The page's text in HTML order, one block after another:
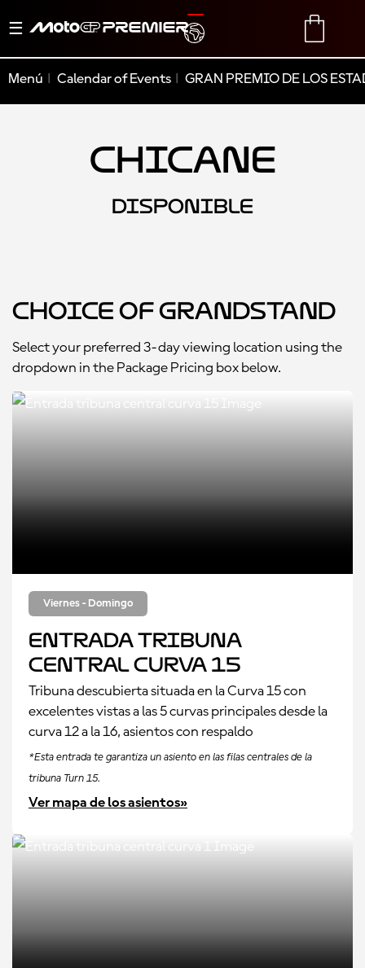
Alternar
TRANSLATE
Menú Calendar of Events GRAN PREMIO DE LOS
Chicane
DISPONIBLE
Choice of Grandstand
Select your preferred 3-day viewing location using the
dropdown in the Package Pricing box below.
Viernes - Domingo
Entrada tribuna
central curva 15
Tribuna descubierta situada en la Curva 15 con
excelentes vistas a las 5 curvas principales desde la
curva 12 a la 16, asientos con respaldo
*Esta entrada te garantiza un asiento en las filas centrales de la
tribuna Turn 15.
Ver mapa de los asientos»